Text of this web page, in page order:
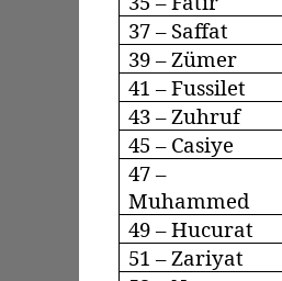
37 – Saffat
39 –Zümer
41 –Fussilet
43 –Zuhruf
45 – Casiye
47 –
Muhammed
49 –Hucurat
51 –Zariyat